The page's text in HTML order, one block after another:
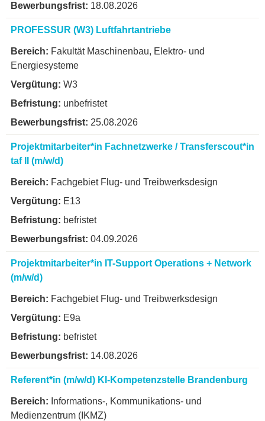
18.08.2026
PROFESSUR (W3) Luftfahrtantriebe
Fakultät Maschinenbau, Elektro- und
Energiesysteme
W3
unbefristet
25.08.2026
Projektmitarbeiter*in Fachnetzwerke / Transferscout*in
taf II (m/w/d)
Fachgebiet Flug- und Treibwerksdesign
E13
befristet
04.09.2026
Projektmitarbeiter*in IT-Support Operations + Network
(m/w/d)
Fachgebiet Flug- und Treibwerksdesign
E9a
befristet
14.08.2026
Referent*in (m/w/d) KI-Kompetenzstelle Brandenburg
Informations-, Kommunikations- und
Medienzentrum (IKMZ)